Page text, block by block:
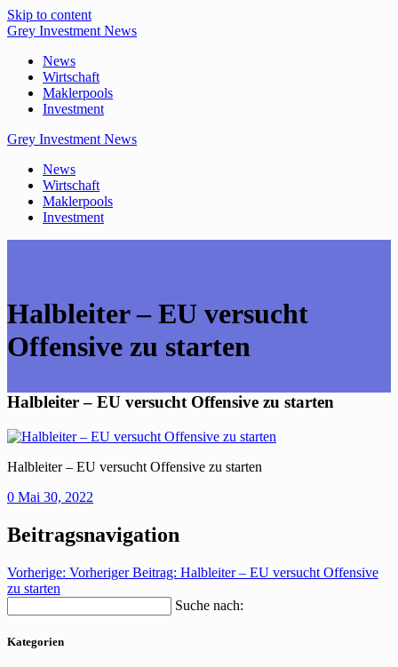
Skip to content
Grey Investment News
News
Wirtschaft
Maklerpools
Investment
Grey Investment News
News
Wirtschaft
Maklerpools
Investment
Halbleiter – EU versucht
Offensive zu starten
Halbleiter – EU versucht Offensive zu starten
Halbleiter – EU versucht Offensive zu starten
0 Mai 30, 2022
Beitragsnavigation
Vorherige: Vorheriger Beitrag: Halbleiter – EU versucht Offensive
zu starten
Suche nach:
Kategorien